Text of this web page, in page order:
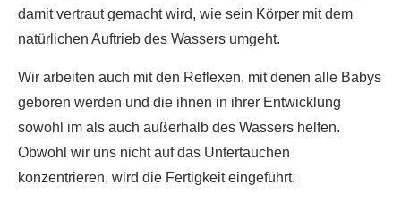
damit vertraut gemacht wird, wie sein Körper mit dem
natürlichen Auftrieb des Wassers umgeht.
Wir arbeiten auch mit den Reflexen, mit denen alle Babys
geboren werden und die ihnen in ihrer Entwicklung
sowohl im als auch außerhalb des Wassers helfen.
Obwohl wir uns nicht auf das Untertauchen
konzentrieren, wird die Fertigkeit eingeführt.